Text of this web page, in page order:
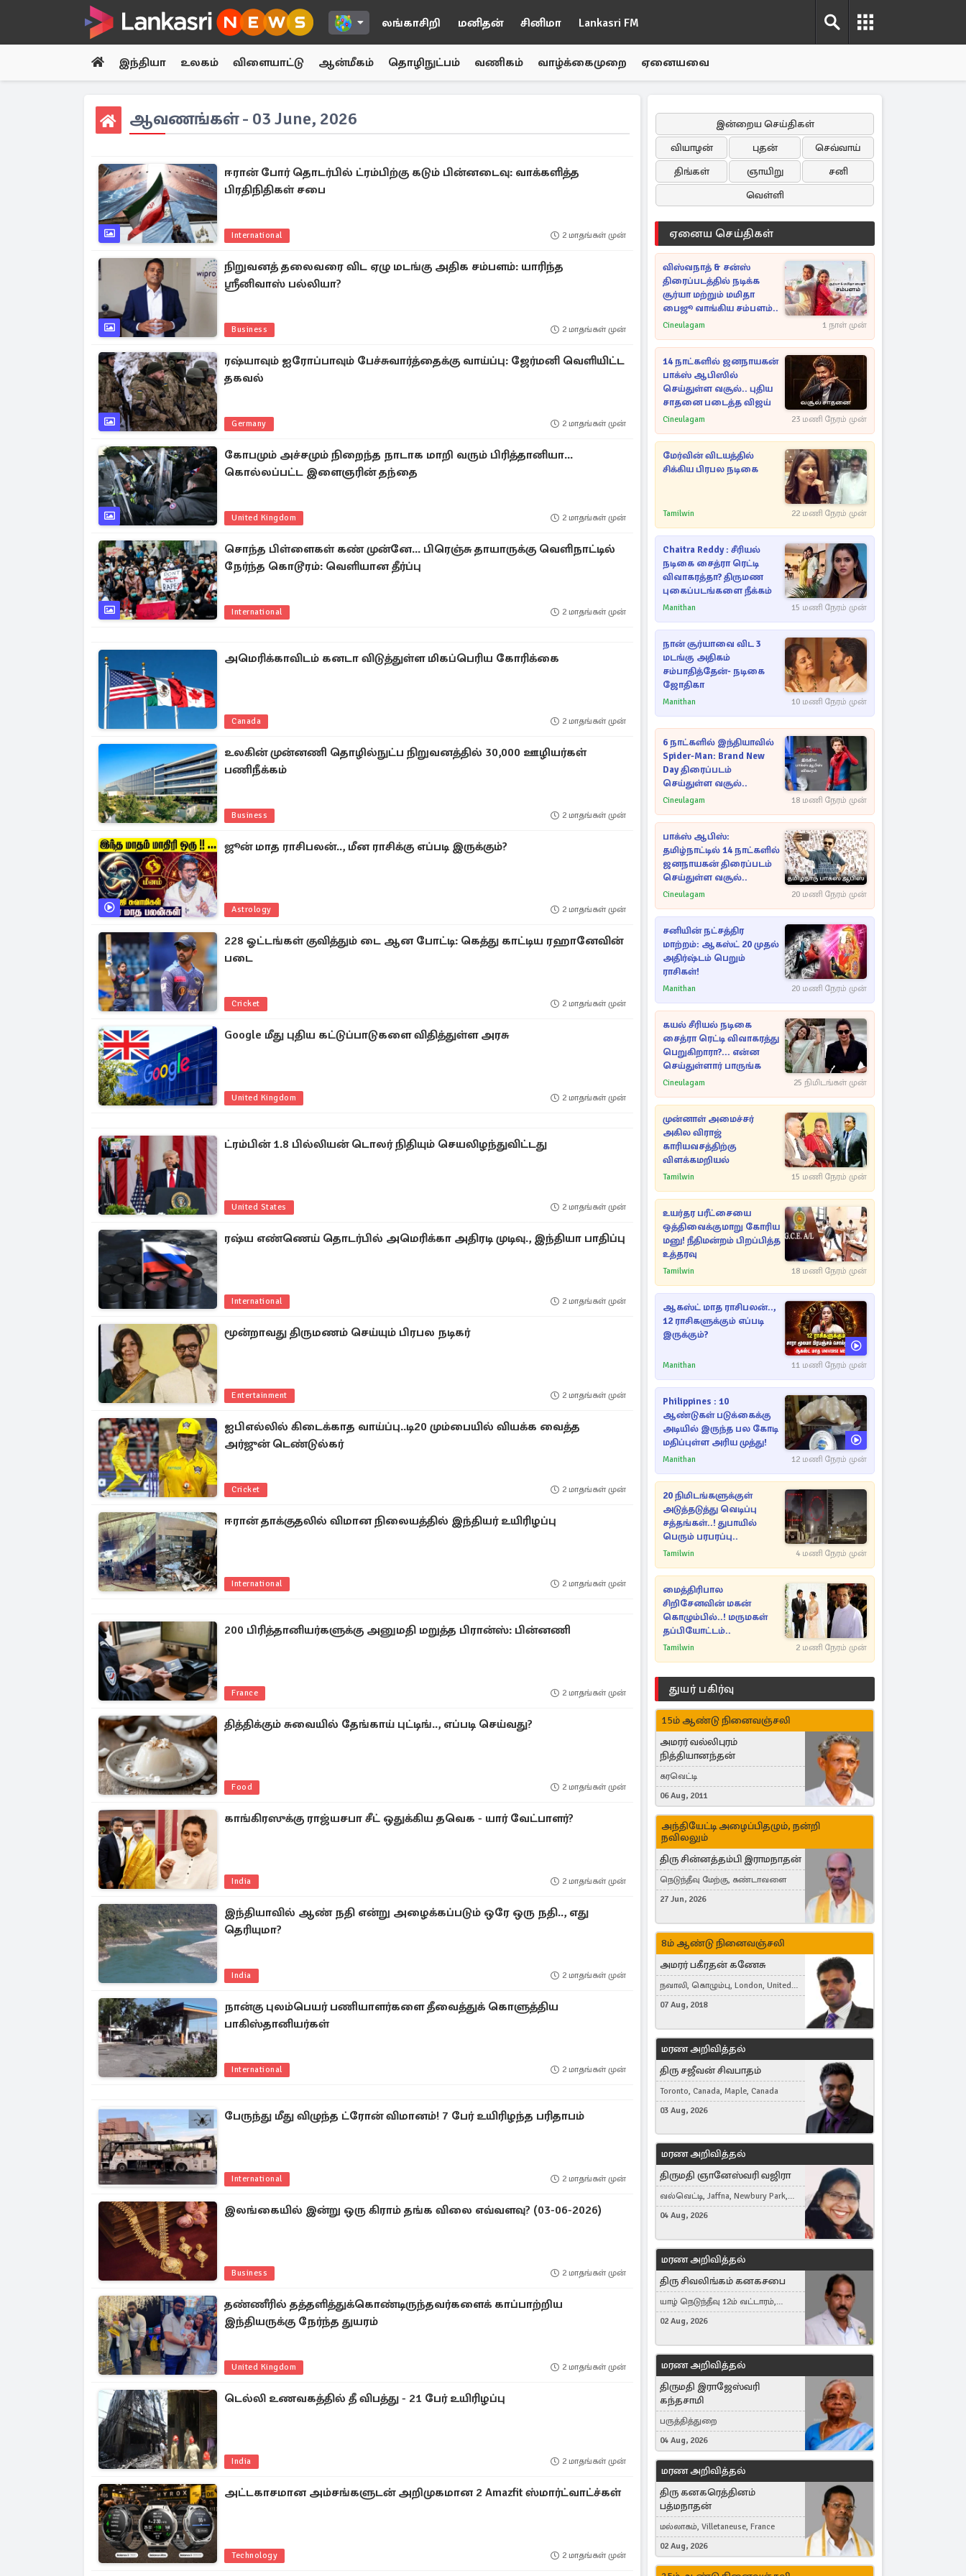
லங்காசிறி மனிதன் சினிமா Lankasri FM
இந்தியா உலகம் விளையாட்டு ஆன்மீகம் தொழிநுட்பம் வணிகம் வாழ்க்கைமுறை ஏனையவை
ஆவணங்கள் - 03 June, 2026
ஈரான் போர் தொடர்பில் ட்ரம்பிற்கு கடும் பின்னடைவு: வாக்களித்த
பிரதிநிதிகள் சபை
International 2 மாதங்கள் முன்
நிறுவனத் தலைவரை விட ஏழு மடங்கு அதிக சம்பளம்: யாரிந்த
ஸ்ரீனிவாஸ் பல்லியா?
Business 2 மாதங்கள் முன்
ரஷ்யாவும் ஐரோப்பாவும் பேச்சுவார்த்தைக்கு வாய்ப்பு: ஜேர்மனி வெளியிட்ட
தகவல்
Germany 2 மாதங்கள் முன்
கோபமும் அச்சமும் நிறைந்த நாடாக மாறி வரும் பிரித்தானியா...
கொல்லப்பட்ட இளைஞரின் தந்தை
United Kingdom 2 மாதங்கள் முன்
சொந்த பிள்ளைகள் கண் முன்னே... பிரெஞ்சு தாயாருக்கு வெளிநாட்டில்
நேர்ந்த கொடூரம்: வெளியான தீர்ப்பு
International 2 மாதங்கள் முன்
அமெரிக்காவிடம் கனடா விடுத்துள்ள மிகப்பெரிய கோரிக்கை
Canada 2 மாதங்கள் முன்
உலகின் முன்னணி தொழில்நுட்ப நிறுவனத்தில் 30,000 ஊழியர்கள்
பணிநீக்கம்
Business 2 மாதங்கள் முன்
ஜூன் மாத ராசிபலன்.., மீன ராசிக்கு எப்படி இருக்கும்?
Astrology 2 மாதங்கள் முன்
228 ஓட்டங்கள் குவித்தும் டை ஆன போட்டி: கெத்து காட்டிய ரஹானேவின்
படை
Cricket 2 மாதங்கள் முன்
Google மீது புதிய கட்டுப்பாடுகளை விதித்துள்ள அரசு
United Kingdom 2 மாதங்கள் முன்
ட்ரம்பின் 1.8 பில்லியன் டொலர் நிதியும் செயலிழந்துவிட்டது
United States 2 மாதங்கள் முன்
ரஷ்ய எண்ணெய் தொடர்பில் அமெரிக்கா அதிரடி முடிவு., இந்தியா பாதிப்பு
International 2 மாதங்கள் முன்
மூன்றாவது திருமணம் செய்யும் பிரபல நடிகர்
Entertainment 2 மாதங்கள் முன்
ஐபிஎல்லில் கிடைக்காத வாய்ப்பு..டி20 மும்பையில் வியக்க வைத்த
அர்ஜுன் டெண்டுல்கர்
Cricket 2 மாதங்கள் முன்
ஈரான் தாக்குதலில் விமான நிலையத்தில் இந்தியர் உயிரிழப்பு
International 2 மாதங்கள் முன்
200 பிரித்தானியர்களுக்கு அனுமதி மறுத்த பிரான்ஸ்: பின்னணி
France 2 மாதங்கள் முன்
தித்திக்கும் சுவையில் தேங்காய் புட்டிங்.., எப்படி செய்வது?
Food 2 மாதங்கள் முன்
காங்கிரஸுக்கு ராஜ்யசபா சீட் ஒதுக்கிய தவெக - யார் வேட்பாளர்?
India 2 மாதங்கள் முன்
இந்தியாவில் ஆண் நதி என்று அழைக்கப்படும் ஒரே ஒரு நதி.., எது
தெரியுமா?
India 2 மாதங்கள் முன்
நான்கு புலம்பெயர் பணியாளர்களை தீவைத்துக் கொளுத்திய
பாகிஸ்தானியர்கள்
International 2 மாதங்கள் முன்
பேருந்து மீது விழுந்த ட்ரோன் விமானம்! 7 பேர் உயிரிழந்த பரிதாபம்
International 2 மாதங்கள் முன்
இலங்கையில் இன்று ஒரு கிராம் தங்க விலை எவ்வளவு? (03-06-2026)
Business 2 மாதங்கள் முன்
தண்ணீரில் தத்தளித்துக்கொண்டிருந்தவர்களைக் காப்பாற்றிய
இந்தியருக்கு நேர்ந்த துயரம்
United Kingdom 2 மாதங்கள் முன்
டெல்லி உணவகத்தில் தீ விபத்து - 21 பேர் உயிரிழப்பு
India 2 மாதங்கள் முன்
அட்டகாசமான அம்சங்களுடன் அறிமுகமான 2 Amazfit ஸ்மார்ட்வாட்ச்கள்
Technology 2 மாதங்கள் முன்
இன்றைய செய்திகள்
வியாழன்
புதன்
செவ்வாய்
திங்கள்
ஞாயிறு
சனி
வெள்ளி
ஏனைய செய்திகள்
விஸ்வநாத் & சன்ஸ்
திரைப்படத்தில் நடிக்க
சூர்யா மற்றும் மமிதா
பைஜூ வாங்கிய சம்பளம்..
Cineulagam 1 நாள் முன்
14 நாட்களில் ஜனநாயகன்
பாக்ஸ் ஆபிஸில்
செய்துள்ள வசூல்.. புதிய
சாதனை படைத்த விஜய்
Cineulagam 23 மணி நேரம் முன்
மேர்வின் விடயத்தில்
சிக்கிய பிரபல நடிகை
Tamilwin 22 மணி நேரம் முன்
Chaitra Reddy : சீரியல்
நடிகை சைத்ரா ரெட்டி
விவாகரத்தா? திருமண
புகைப்படங்களை நீக்கம்
Manithan 15 மணி நேரம் முன்
நான் சூர்யாவை விட 3
மடங்கு அதிகம்
சம்பாதித்தேன்- நடிகை
ஜோதிகா
Manithan 10 மணி நேரம் முன்
6 நாட்களில் இந்தியாவில்
Spider-Man: Brand New
Day திரைப்படம்
செய்துள்ள வசூல்..
Cineulagam 18 மணி நேரம் முன்
பாக்ஸ் ஆபிஸ்:
தமிழ்நாட்டில் 14 நாட்களில்
ஜனநாயகன் திரைப்படம்
செய்துள்ள வசூல்..
Cineulagam 20 மணி நேரம் முன்
சனியின் நட்சத்திர
மாற்றம்: ஆகஸ்ட் 20 முதல்
அதிர்ஷ்டம் பெறும்
ராசிகள்!
Manithan 20 மணி நேரம் முன்
கயல் சீரியல் நடிகை
சைத்ரா ரெட்டி விவாகரத்து
பெறுகிறாரா?... என்ன
செய்துள்ளார் பாருங்க
Cineulagam 25 நிமிடங்கள் முன்
முன்னாள் அமைச்சர்
அகில விராஜ்
காரியவசத்திற்கு
விளக்கமறியல்
Tamilwin 15 மணி நேரம் முன்
உயர்தர பரீட்சையை
ஒத்திவைக்குமாறு கோரிய
மனு! நீதிமன்றம் பிறப்பித்த
உத்தரவு
Tamilwin 18 மணி நேரம் முன்
ஆகஸ்ட் மாத ராசிபலன்..,
12 ராசிகளுக்கும் எப்படி
இருக்கும்?
Manithan 11 மணி நேரம் முன்
Philippines : 10
ஆண்டுகள் படுக்கைக்கு
அடியில் இருந்த பல கோடி
மதிப்புள்ள அரிய முத்து!
Manithan 12 மணி நேரம் முன்
20 நிமிடங்களுக்குள்
அடுத்தடுத்து வெடிப்பு
சத்தங்கள்..! துபாயில்
பெரும் பரபரப்பு..
Tamilwin 4 மணி நேரம் முன்
மைத்திரிபால
சிறிசேனவின் மகன்
கொழும்பில்..! மருமகள்
தப்பியோட்டம்..
Tamilwin 2 மணி நேரம் முன்
துயர் பகிர்வு
15ம் ஆண்டு நினைவஞ்சலி
அமரர் வல்லிபுரம்
நித்தியானந்தன்
கரவெட்டி
06 Aug, 2011
அந்தியேட்டி அழைப்பிதழும், நன்றி
நவிலலும்
திரு சின்னத்தம்பி இராமநாதன்
நெடுந்தீவு மேற்கு, கண்டாவளை
27 Jun, 2026
8ம் ஆண்டு நினைவஞ்சலி
அமரர் பகீரதன் கணேசு
நவாலி, கொழும்பு, London, United
Kingdom
07 Aug, 2018
மரண அறிவித்தல்
திரு சஜீவன் சிவபாதம்
Toronto, Canada, Maple, Canada
03 Aug, 2026
மரண அறிவித்தல்
திருமதி ஞானேஸ்வரி வஜிரா
வல்வெட்டி, Jaffna, Newbury Park,
United Kingdom
04 Aug, 2026
மரண அறிவித்தல்
திரு சிவலிங்கம் கனகசபை
யாழ் நெடுந்தீவு 12ம் வட்டாரம்,
Jaffna, நயினாதீவு, London, United
02 Aug, 2026
மரண அறிவித்தல்
திருமதி இராஜேஸ்வரி
கந்தசாமி
பருத்தித்துறை
04 Aug, 2026
மரண அறிவித்தல்
திரு கனகரெத்தினம்
பத்மநாதன்
மல்லாகம், Villetaneuse, France
02 Aug, 2026